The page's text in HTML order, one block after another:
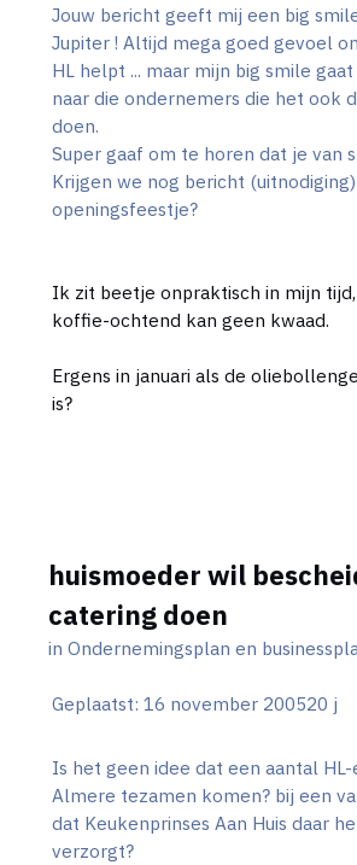
Jouw bericht geeft mij een big
Jupiter ! Altijd mega goed gevoel
HL helpt ... maar mijn big smile
naar die ondernemers die het ook
doen.
Super gaaf om te horen dat je van
Krijgen we nog bericht
openingsfeestje?
Ik zit beetje onpraktisch in mijn
koffie-ochtend kan geen kwaad.
Ergens in januari als de
is?
huismoeder wil
catering doen
in Ondernemingsplan en
Geplaatst: 16 november 200520 j
Is het geen idee dat een aantal
Almere tezamen komen? bij een
dat Keukenprinses Aan Huis daar
verzorgt?